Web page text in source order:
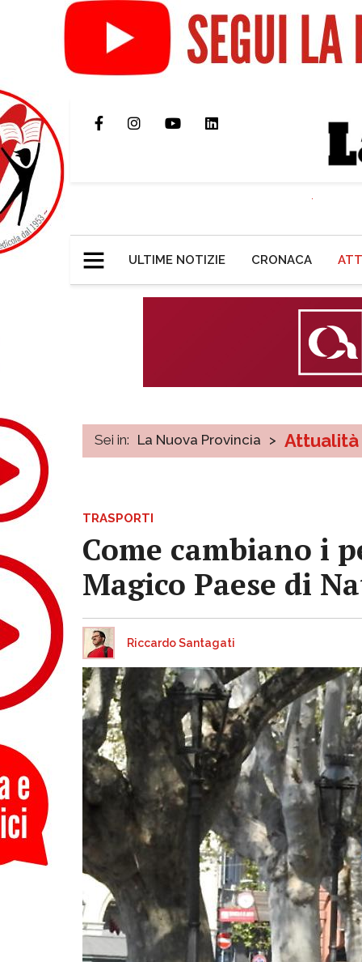
ULTIME NOTIZIE CRONACA
Sei in: La Nuova Provincia > Attualità
TRASPORTI
Come cambiano i
Magico Paese di
Riccardo Santagati